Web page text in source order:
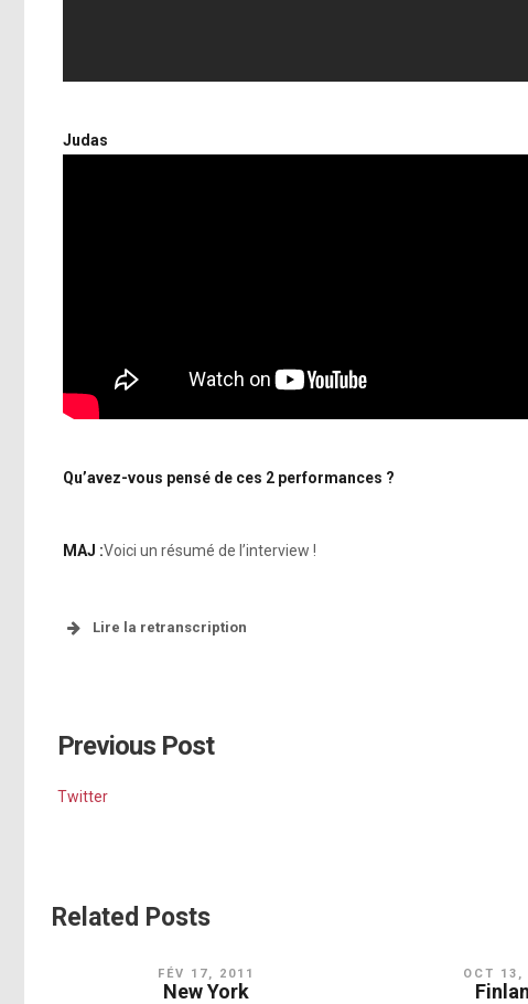
Judas
Qu’avez-vous pensé de ces 2 performances ?
MAJ :Voici un résumé de l’interview !
Lire la retranscription
Previous Post
Twitter
Related Posts
FÉV 17, 2011
New York
OCT 13,